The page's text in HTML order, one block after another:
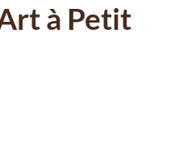
à Petit